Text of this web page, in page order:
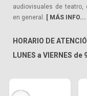
audiovisuales de teatro,
en general. [ MÁS INFO...
HORARIO DE
LUNES a VIERNES de